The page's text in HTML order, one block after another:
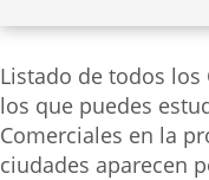
Listado de todos los
los que puedes
Comerciales en la
ciudades aparecen